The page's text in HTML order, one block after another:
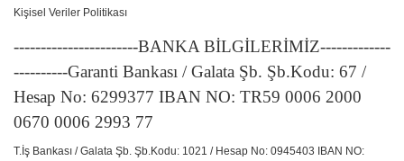
Kişisel Veriler Politikası
-----------------------BANKA BİLGİLERİMİZ-------------
----------Garanti Bankası / Galata Şb. Şb.Kodu: 67 /
Hesap No: 6299377 IBAN NO: TR59 0006 2000
0670 0006 2993 77
T.İş Bankası / Galata Şb. Şb.Kodu: 1021 / Hesap No: 0945403 IBAN NO: